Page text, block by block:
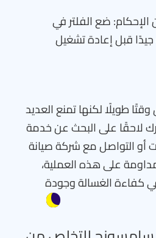
الإحكام: ضع الفلتر في
قبل إعادة تشغيل
طويلًا لكنها تمنع العديد
لاحقًا على البحث عن خدمة
أو التواصل مع شركة صيانة
على هذه العملية،
كفاءة الغسالة وجودة